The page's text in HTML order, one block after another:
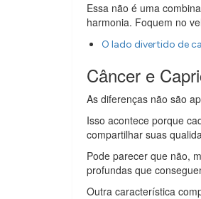
Essa não é uma
harmonia. Foquem no
O lado divertido de
Câncer e
As diferenças não são
Isso acontece porque
compartilhar suas
Pode parecer que não,
profundas que
Outra característica